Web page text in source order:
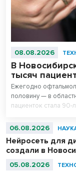
08.08.2026
В
тысяч
Ежегодно
половину — в
пациенток стала 90-
06.08.2026
Нейросеть для
создали в
05.08.2026